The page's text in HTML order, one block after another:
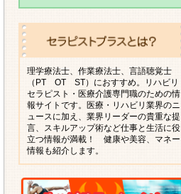
理学療法士、作業療法士、言語聴覚士
（PT OT ST）におすすめ。リハビリ
セラピスト・医療介護専門職のための情
報サイトです。医療・リハビリ業界のニ
ュースに加え、業界リーダーの貴重な提
言、スキルアップ術など仕事と生活に役
立つ情報が満載！ 健康や美容、マネー
情報も紹介します。